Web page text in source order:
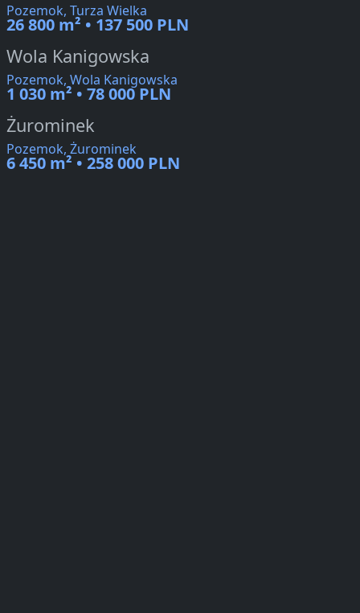
Pozemok, Turza Wielka
26 800 m² • 137 500 PLN
Wola Kanigowska
Pozemok, Wola Kanigowska
1 030 m² • 78 000 PLN
Żurominek
Pozemok, Żurominek
6 450 m² • 258 000 PLN